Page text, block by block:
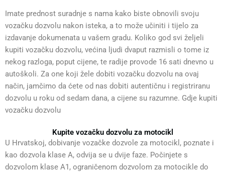
Imate prednost suradnje s nama kako biste obnovili svoju
vozačku dozvolu nakon isteka, a to može učiniti i tijelo za
izdavanje dokumenata u vašem gradu. Koliko god svi željeli
kupiti vozačku dozvolu, većina ljudi dvaput razmisli o tome iz
nekog razloga, poput cijene, te radije provode 16 sati dnevno u
autoškoli. Za one koji žele dobiti vozačku dozvolu na ovaj
način, jamčimo da ćete od nas dobiti autentičnu i registriranu
dozvolu u roku od sedam dana, a cijene su razumne. Gdje kupiti
vozačku dozvolu
Kupite vozačku dozvolu za motocikl
U Hrvatskoj, dobivanje vozačke dozvole za motocikl, poznate i
kao dozvola klase A, odvija se u dvije faze. Počinjete s
dozvolom klase A1, ograničenom dozvolom za motocikle do